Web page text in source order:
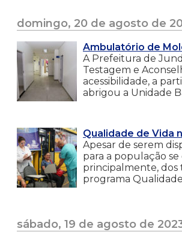
domingo, 20 de agosto de
Ambulatório de
A Prefeitura de
Testagem e
acessibilidade, a
abrigou a Unidade
Qualidade de Vida
Apesar de serem
para a população
principalmente, dos
programa
sábado, 19 de agosto de